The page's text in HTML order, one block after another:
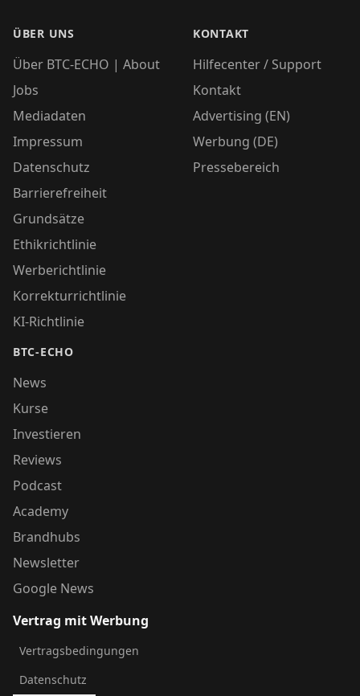
ÜBER UNS
Über BTC-ECHO | About
Jobs
Mediadaten
Impressum
Datenschutz
Barrierefreiheit
Grundsätze
Ethikrichtlinie
Werberichtlinie
Korrekturrichtlinie
KI-Richtlinie
BTC-ECHO
News
Kurse
Investieren
Reviews
Podcast
Academy
Brandhubs
Newsletter
Google News
KONTAKT
Hilfecenter / Support
Kontakt
Advertising (EN)
Werbung (DE)
Pressebereich
Vertrag mit Werbung
Vertragsbedingungen
Datenschutz